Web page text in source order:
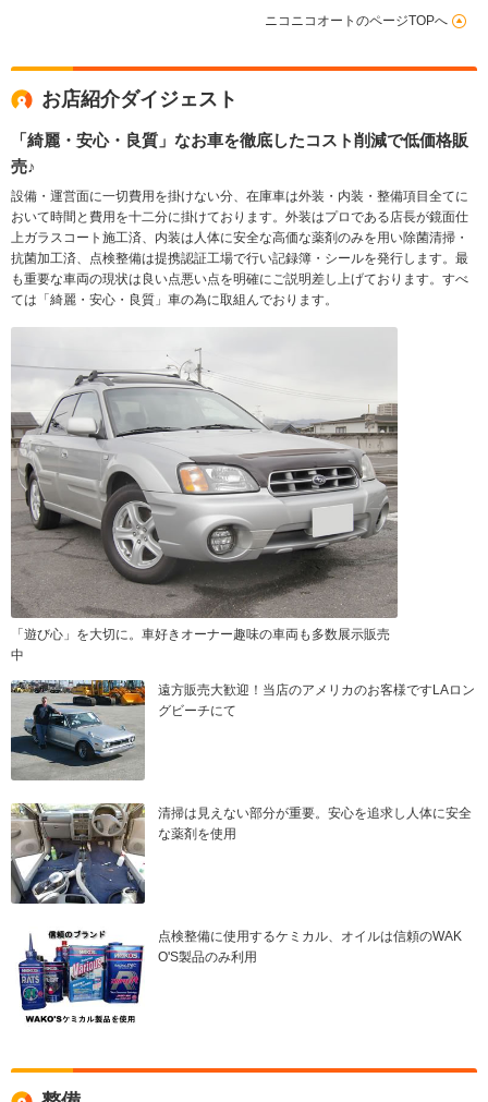
ニコニコオートのページTOPへ
お店紹介ダイジェスト
「綺麗・安心・良質」なお車を徹底したコスト削減で低価格販
売♪
設備・運営面に一切費用を掛けない分、在庫車は外装・内装・整備項目全てに
おいて時間と費用を十二分に掛けております。外装はプロである店長が鏡面仕
上ガラスコート施工済、内装は人体に安全な高価な薬剤のみを用い除菌清掃・
抗菌加工済、点検整備は提携認証工場で行い記録簿・シールを発行します。最
も重要な車両の現状は良い点悪い点を明確にご説明差し上げております。すべ
ては「綺麗・安心・良質」車の為に取組んでおります。
「遊び心」を大切に。車好きオーナー趣味の車両も多数展示販売
中
遠方販売大歓迎！当店のアメリカのお客様ですLAロン
グビーチにて
清掃は見えない部分が重要。安心を追求し人体に安全
な薬剤を使用
点検整備に使用するケミカル、オイルは信頼のWAK
O'S製品のみ利用